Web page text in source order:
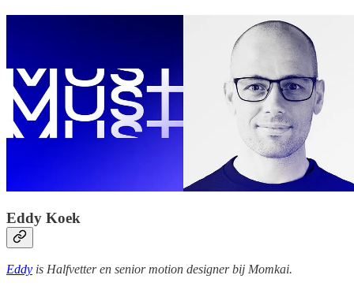
Eddy Koek
Eddy is Halfvetter en senior motion designer bij Momkai.